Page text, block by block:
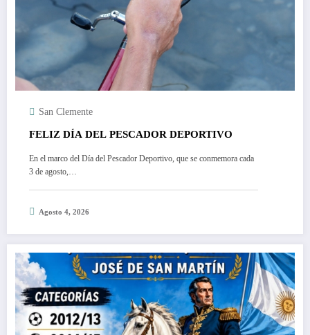
San Clemente
FELIZ DÍA DEL PESCADOR DEPORTIVO
En el marco del Día del Pescador Deportivo, que se conmemora cada
3 de agosto,…
Agosto 4, 2026